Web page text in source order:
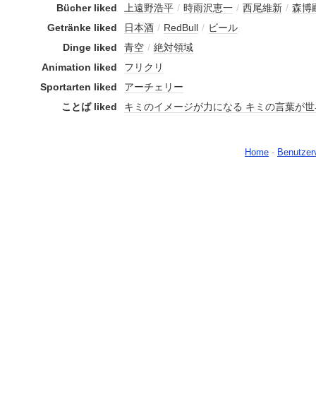
Bücher liked
上遠野浩平 / 時雨沢恵一 / 西尾維新 / 森博
Getränke liked
日本酒 / RedBull / ビール
Dinge liked
青空 / 絶対領域
Animation liked
フリクリ
Sportarten liked
アーチェリー
ことば liked
キミのイメージが力になる キミの言葉が
Home -